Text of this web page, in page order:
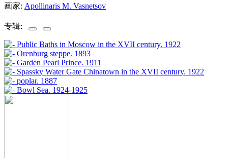
画家: Apollinaris M. Vasnetsov
专辑: